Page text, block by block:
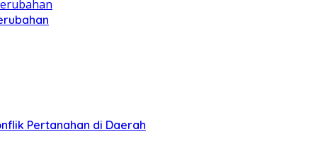
Pertanahan di Daerah